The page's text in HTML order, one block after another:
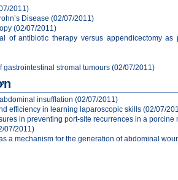
2011)
Disease (02/07/2011)
(02/07/2011)
of antibiotic therapy versus appendicectomy
gastrointestinal stromal tumours (02/07/2011)
insufflation (02/07/2011)
efficiency in learning laparoscopic skills (02/07/
in preventing port-site recurrences in a porcine
07/2011)
a mechanism for the generation of abdominal